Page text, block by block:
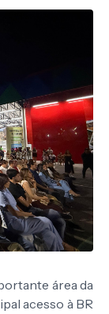
área da
acesso à BR